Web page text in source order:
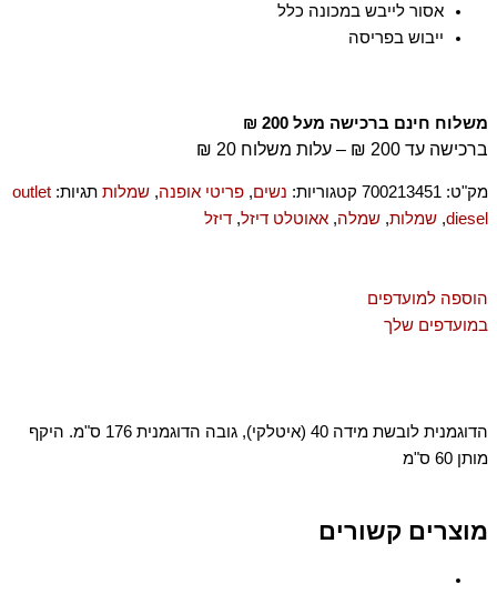
אסור לייבש במכונה כלל
ייבוש בפריסה
משלוח חינם ברכישה מעל 200 ₪
ברכישה עד 200 ₪ – עלות משלוח 20 ₪
מק"ט: 700213451 קטגוריות: נשים, פריטי אופנה, שמלות תגיות: outlet
diesel
, שמלות, שמלה, אאוטלט דיזל, דיזל
הוספה למועדפים
במועדפים שלך
הדוגמנית לובשת מידה 40 (איטלקי), גובה הדוגמנית 176 ס"מ. היקף
מותן 60 ס"מ
מוצרים קשורים